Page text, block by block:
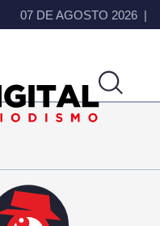
07 DE AGOSTO 2026